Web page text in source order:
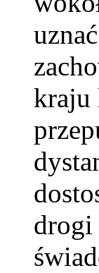
kraju
drogi